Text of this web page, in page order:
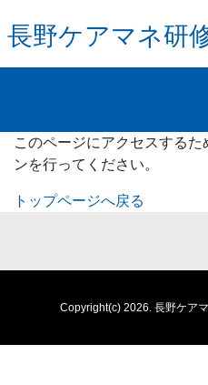
長野ケアマネ研
このページにアクセスする
ンを行ってください。
トップページへ戻る
Copyright(c) 2026. 長野ケア